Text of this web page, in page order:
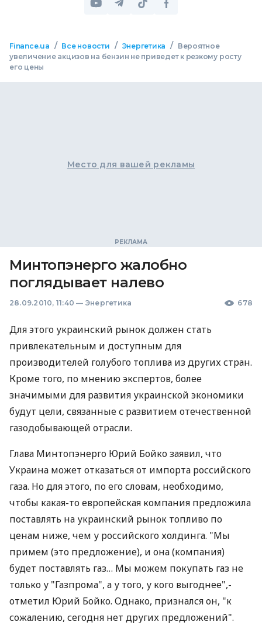
Finance.ua / Все новости / Энергетика /
Вероятное
увеличение акцизов на бензин не приведет к резкому росту
его цены
Место для вашей рекламы
Минтопэнерго жалобно
поглядывает налево
28.09.2010, 11:40 — Энергетика 678
Для этого украинский рынок должен стать
привлекательным и доступным для
производителей голубого топлива из других стран.
Кроме того, по мнению экспертов, более
значимыми для развития украинской экономики
будут цели, связанные с развитием отечественной
газодобывающей отрасли.
Глава Минтопэнерго Юрий Бойко заявил, что
Украина может отказаться от импорта российского
газа. Но для этого, по его словам, необходимо,
чтобы какая-то европейская компания предложила
поставлять на украинский рынок топливо по
ценам ниже, чем у российского холдинга. "Мы
примем (это предложение), и она (компания)
будет поставлять газ… Мы можем покупать газ не
только у "Газпрома", а у того, у кого выгоднее",-
отметил Юрий Бойко. Однако, признался он, "к
сожалению, сегодня нет других предложений".